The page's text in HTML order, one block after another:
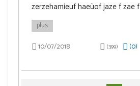
zerzehamieuf haeùof jaze f zae f
plus
10/07/2018
(399) (0)